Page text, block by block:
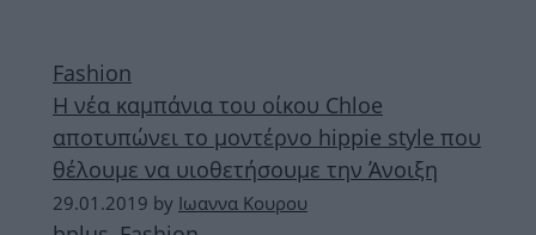
Fashion
Η νέα καμπάνια του οίκου Chloe
αποτυπώνει το μοντέρνο hippie style που
θέλουμε να υιοθετήσουμε την Άνοιξη
29.01.2019 by Ιωαννα Κουρου